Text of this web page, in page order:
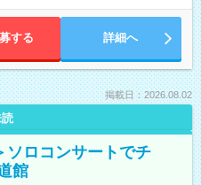
する 詳細へ
掲載日：2026.08.02
ソロコンサートでチ
館